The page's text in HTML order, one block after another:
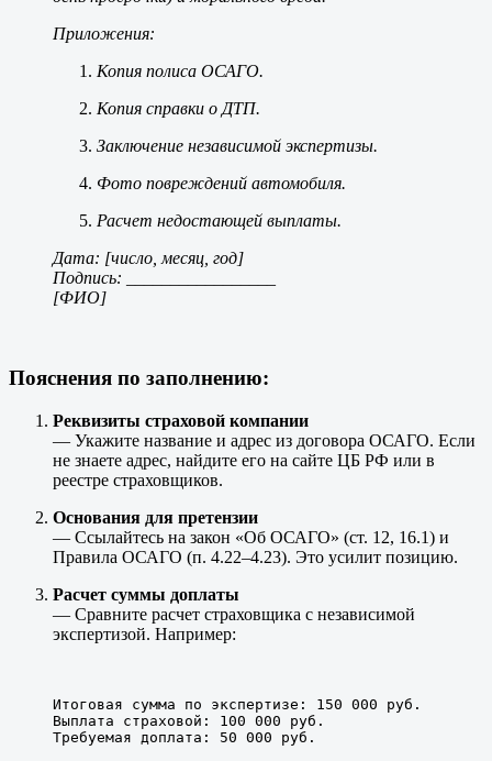
Приложения:
Копия полиса ОСАГО.
Копия справки о ДТП.
Заключение независимой экспертизы.
Фото повреждений автомобиля.
Расчет недостающей выплаты.
Дата: [число, месяц, год]
Подпись: _________________
[ФИО]
Пояснения по заполнению:
Реквизиты страховой компании
— Укажите название и адрес из договора ОСАГО. Если
не знаете адрес, найдите его на сайте ЦБ РФ или в
реестре страховщиков.
Основания для претензии
— Ссылайтесь на закон «Об ОСАГО» (ст. 12, 16.1) и
Правила ОСАГО (п. 4.22–4.23). Это усилит позицию.
Расчет суммы доплаты
— Сравните расчет страховщика с независимой
экспертизой. Например:
Итоговая сумма по экспертизе: 150 000 руб.
Выплата страховой: 100 000 руб.
Требуемая доплата: 50 000 руб.